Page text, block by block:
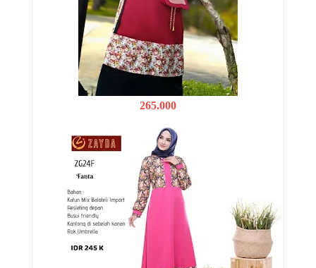
265.000